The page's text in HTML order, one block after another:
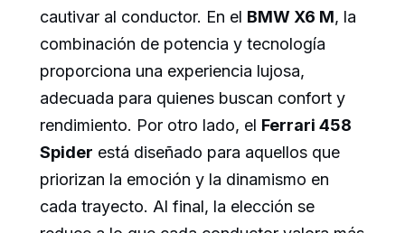
cautivar al conductor. En el BMW X6 M, la
combinación de potencia y tecnología
proporciona una experiencia lujosa,
adecuada para quienes buscan confort y
rendimiento. Por otro lado, el Ferrari 458
Spider está diseñado para aquellos que
priorizan la emoción y la dinamismo en
cada trayecto. Al final, la elección se